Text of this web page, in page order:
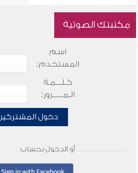
مكتبتك الصوتية
اسم
المستخدم:
كـلـــمـة
الـمـــــرور:
دخول
أو الدخول بحساب